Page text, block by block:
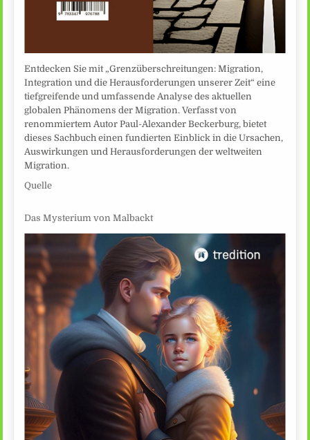
Entdecken Sie mit „Grenzüberschreitungen: Migration,
Integration und die Herausforderungen unserer Zeit“ eine
tiefgreifende und umfassende Analyse des aktuellen
globalen Phänomens der Migration. Verfasst von
renommiertem Autor Paul-Alexander Beckerburg, bietet
dieses Sachbuch einen fundierten Einblick in die Ursachen,
Auswirkungen und Herausforderungen der weltweiten
Migration.
Quelle
Das Mysterium von Malbackt